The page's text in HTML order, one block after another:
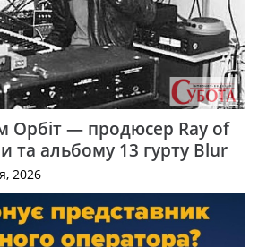
Орбіт — продюсер Ray of
та альбому 13 гурту Blur
2026